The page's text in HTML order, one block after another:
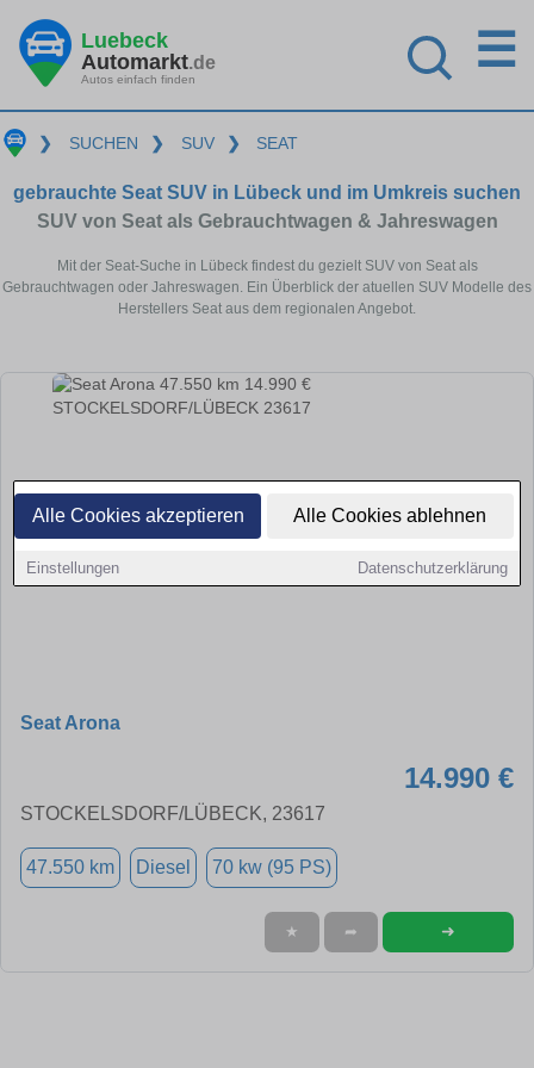
Alle Cookies akzeptieren Alle Cookies ablehnen
Einstellungen Datenschutzerklärung
Luebeck
Automarkt.de
Autos einfach finden
☰
❯ SUCHEN ❯ SUV ❯ SEAT
gebrauchte Seat SUV in Lübeck und im Umkreis suchen
SUV von Seat als Gebrauchtwagen & Jahreswagen
Mit der Seat-Suche in Lübeck findest du gezielt SUV von Seat als
Gebrauchtwagen oder Jahreswagen. Ein Überblick der atuellen SUV Modelle des
Herstellers Seat aus dem regionalen Angebot.
Seat Arona
14.990 €
STOCKELSDORF/LÜBECK, 23617
47.550 km Diesel 70 kw (95 PS)
★ ➦ ➜